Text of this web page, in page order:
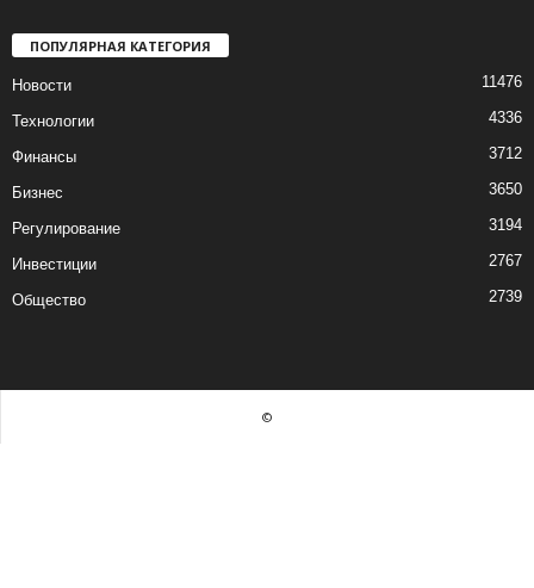
ПОПУЛЯРНАЯ КАТЕГОРИЯ
Новости 11476
Технологии 4336
Финансы 3712
Бизнес 3650
Регулирование 3194
Инвестиции 2767
Общество 2739
©